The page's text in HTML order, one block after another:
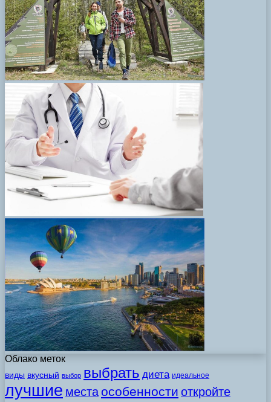
Облако меток
виды вкусный выбор выбрать диета идеальное
лучшие места особенности откройте